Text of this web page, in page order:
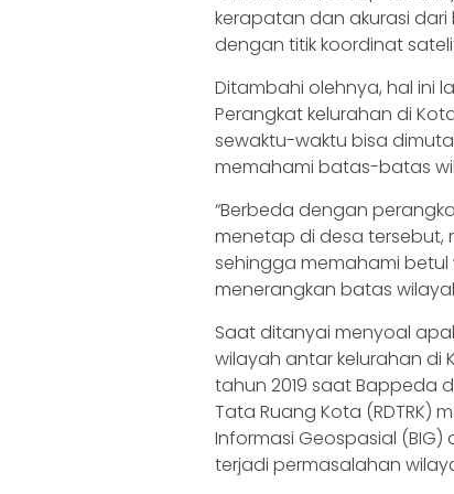
kerapatan dan akurasi
dengan titik koordinat
Ditambahi olehnya, hal ini
Perangkat kelurahan di
sewaktu-waktu bisa
memahami batas-batas
“Berbeda dengan
menetap di desa tersebut,
sehingga memahami betul
menerangkan batas
Saat ditanyai menyoal
wilayah antar kelurahan di
tahun 2019 saat Bappeda
Tata Ruang Kota (RDTRK)
Informasi Geospasial
terjadi permasalahan